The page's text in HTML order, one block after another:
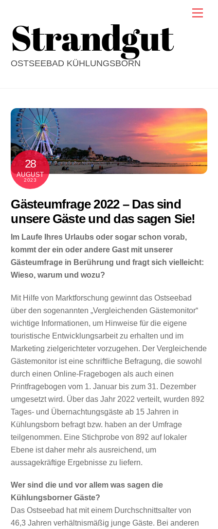
contentStrandgut
OSTSEEBAD KÜHLUNGSBORN
28
AUGUST
2023
Gästeumfrage 2022 – Das sind
unsere Gäste und das sagen Sie!
Im Laufe Ihres Urlaubs oder sogar schon vorab,
kommt der ein oder andere Gast mit unserer
Gästeumfrage in Berührung und fragt sich vielleicht:
Wieso, warum und wozu?
Mit Hilfe von Marktforschung gewinnt das Ostseebad
über den sogenannten „Vergleichenden Gästemonitor“
wichtige Informationen, um Hinweise für die eigene
touristische Entwicklungsarbeit zu erhalten und im
Marketing zielgerichteter vorzugehen. Der Vergleichende
Gästemonitor ist eine schriftliche Befragung, die sowohl
durch einen Online-Fragebogen als auch einen
Printfragebogen vom 1. Januar bis zum 31. Dezember
umgesetzt wird. Über das Jahr 2022 verteilt, wurden 892
Tages- und Übernachtungsgäste ab 15 Jahren in
Kühlungsborn befragt bzw. haben an der Umfrage
teilgenommen. Eine Stichprobe von 892 auf lokaler
Ebene ist daher mehr als ausreichend, um
aussagekräftige Ergebnisse zu liefern.
Wer sind die und vor allem was sagen die
Kühlungsborner Gäste?
Das Ostseebad hat mit einem Durchschnittsalter von
46,3 Jahren verhältnismäßig junge Gäste. Bei anderen